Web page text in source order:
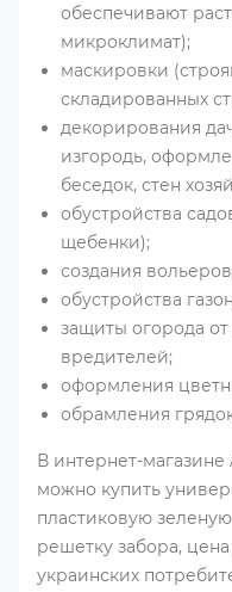
обеспечивают
микроклимат);
маскировки
складированных
декорирования
изгородь,
беседок, стен
обустройства
щебенки);
создания
обустройства
защиты огорода
вредителей;
оформления
обрамления
В интернет-
можно купить
пластиковую
решетку забора,
украинских